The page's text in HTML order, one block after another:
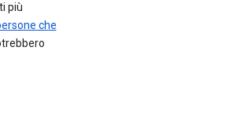
più
che